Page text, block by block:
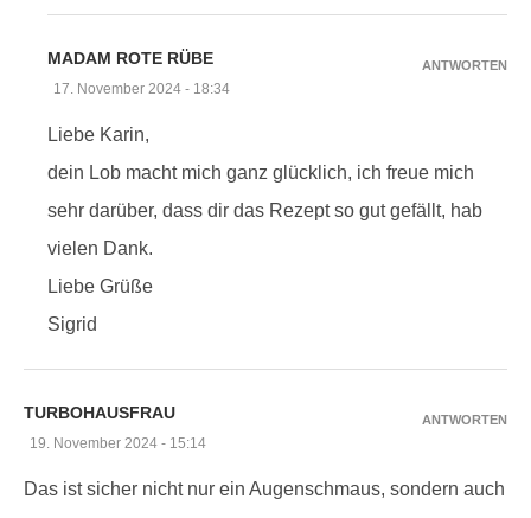
MADAM ROTE RÜBE
17. November 2024 - 18:34
Liebe Karin,
dein Lob macht mich ganz glücklich, ich freue mich
sehr darüber, dass dir das Rezept so gut gefällt, hab
vielen Dank.
Liebe Grüße
Sigrid
ANTWORTEN
TURBOHAUSFRAU
19. November 2024 - 15:14
Das ist sicher nicht nur ein Augenschmaus, sondern auch
ANTWORTEN